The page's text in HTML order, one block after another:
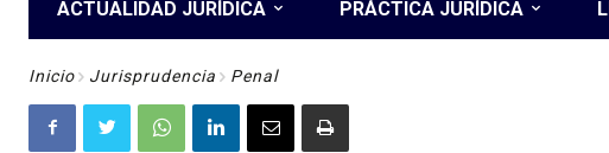
ACTUALIDAD JURÍDICA PRÁCTICA JURÍDICA
Inicio Jurisprudencia Penal